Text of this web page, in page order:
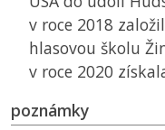
v roce 2018
hlasovou školu
v roce 2020
poznámky